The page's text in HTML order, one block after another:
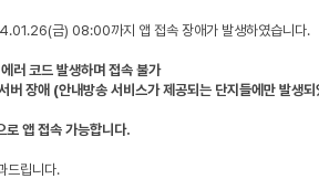
금) 08:00까지 앱 접속 장애가 발생하였습니다.
러 코드 발생하며 접속 불가
버 장애 (안내방송 서비스가 제공되는 단지들에만 발생
로 앱 접속 가능합니다.
드립니다.